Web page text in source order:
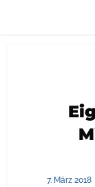
7. März 2018